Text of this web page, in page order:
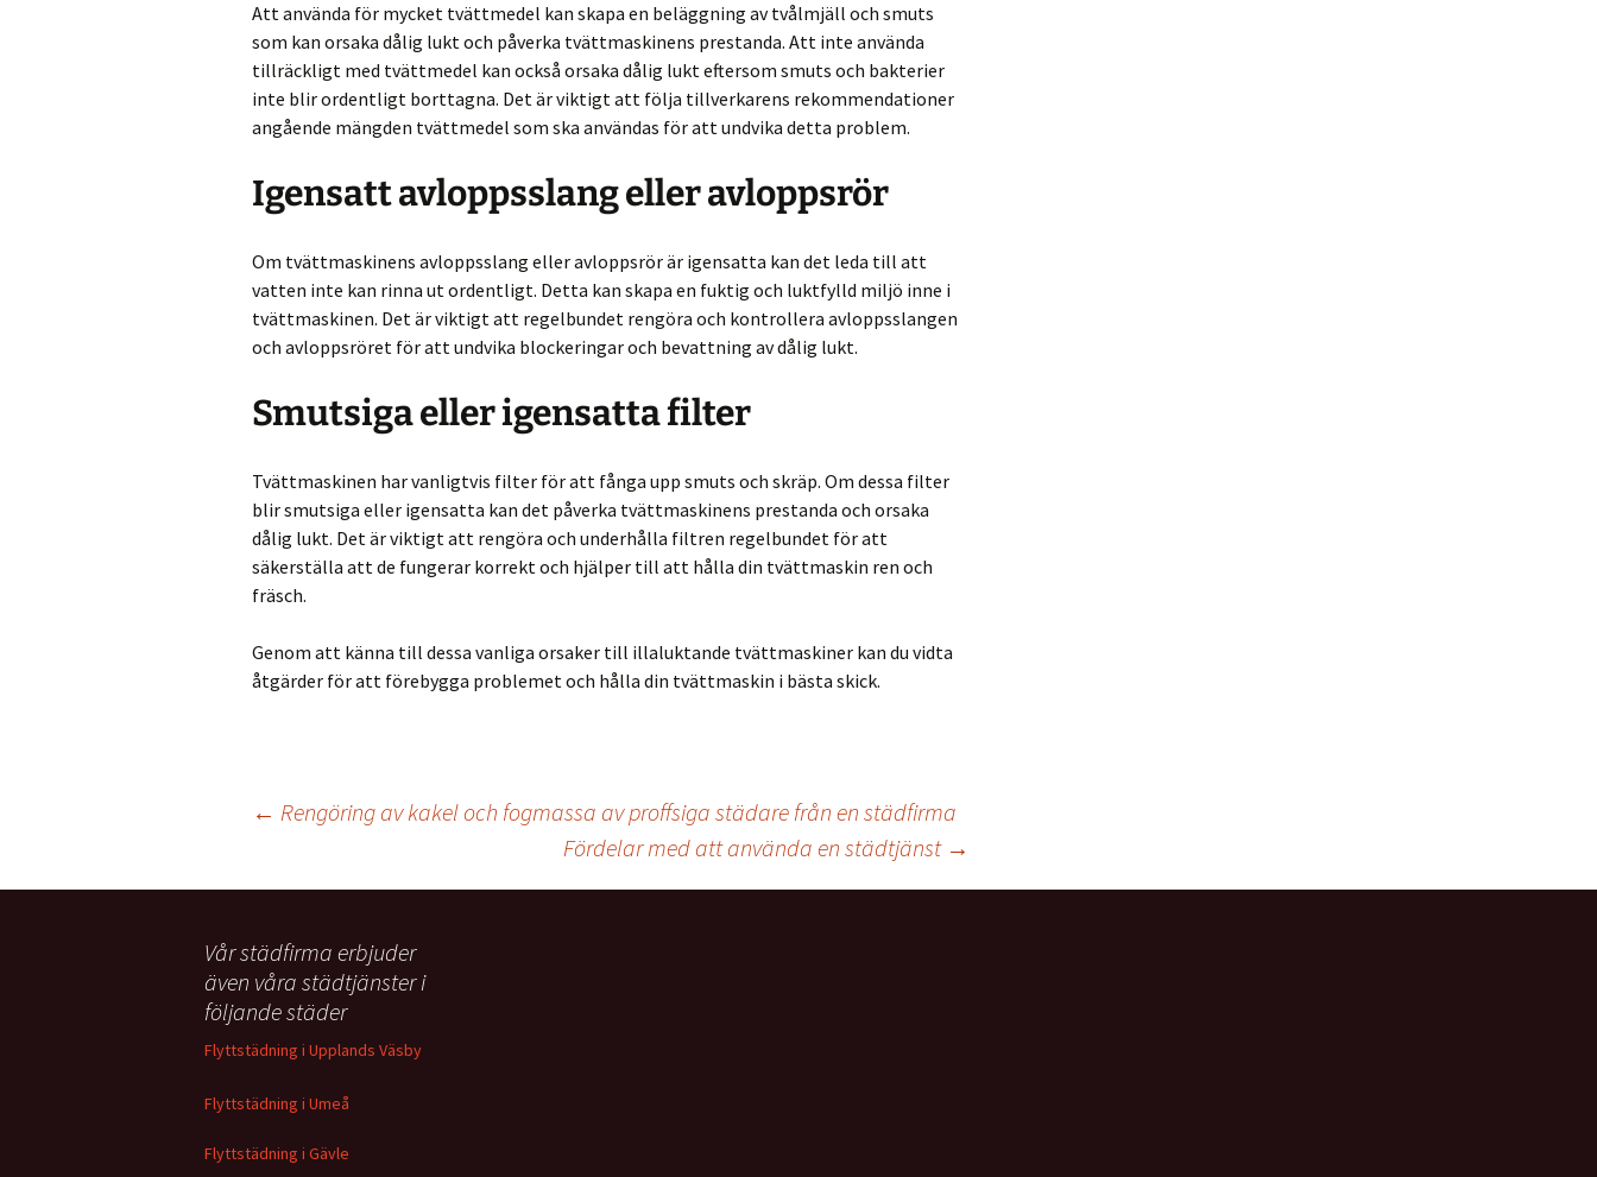
Att använda för mycket tvättmedel kan skapa en beläggning av tvålmjäll och smuts
som kan orsaka dålig lukt och påverka tvättmaskinens prestanda. Att inte använda
tillräckligt med tvättmedel kan också orsaka dålig lukt eftersom smuts och bakterier
inte blir ordentligt borttagna. Det är viktigt att följa tillverkarens rekommendationer
angående mängden tvättmedel som ska användas för att undvika detta problem.
Igensatt avloppsslang eller avloppsrör
Om tvättmaskinens avloppsslang eller avloppsrör är igensatta kan det leda till att
vatten inte kan rinna ut ordentligt. Detta kan skapa en fuktig och luktfylld miljö inne i
tvättmaskinen. Det är viktigt att regelbundet rengöra och kontrollera avloppsslangen
och avloppsröret för att undvika blockeringar och bevattning av dålig lukt.
Smutsiga eller igensatta filter
Tvättmaskinen har vanligtvis filter för att fånga upp smuts och skräp. Om dessa filter
blir smutsiga eller igensatta kan det påverka tvättmaskinens prestanda och orsaka
dålig lukt. Det är viktigt att rengöra och underhålla filtren regelbundet för att
säkerställa att de fungerar korrekt och hjälper till att hålla din tvättmaskin ren och
fräsch.
Genom att känna till dessa vanliga orsaker till illaluktande tvättmaskiner kan du vidta
åtgärder för att förebygga problemet och hålla din tvättmaskin i bästa skick.
← Rengöring av kakel och fogmassa av proffsiga städare från en städfirma
Fördelar med att använda en städtjänst →
Vår städfirma erbjuder
även våra städtjänster i
följande städer
Flyttstädning i Upplands Väsby
Flyttstädning i Umeå
Flyttstädning i Gävle